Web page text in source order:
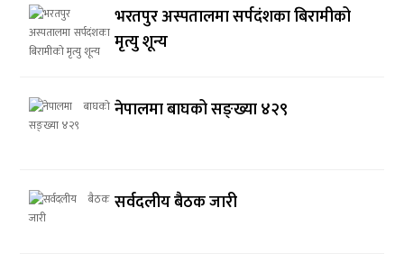
भरतपुर अस्पतालमा सर्पदंशका बिरामीको
मृत्यु शून्य
नेपालमा बाघको सङ्ख्या ४२९
सर्वदलीय बैठक जारी